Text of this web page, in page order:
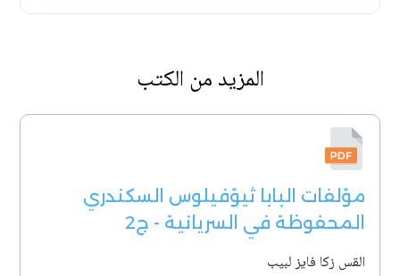
المزيد من الكتب
مؤلفات البابا ثيؤفيلوس السكندري
المحفوظة في السريانية - ج2
القس زكا فايز لبيب